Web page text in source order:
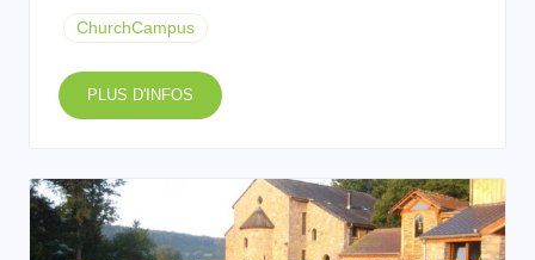
ChurchCampus
PLUS D'INFOS